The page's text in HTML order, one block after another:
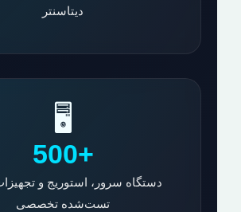
دیتاسنتر
🖥️
+500
دستگاه سرور، استوریج و
تست‌شده تخصصی